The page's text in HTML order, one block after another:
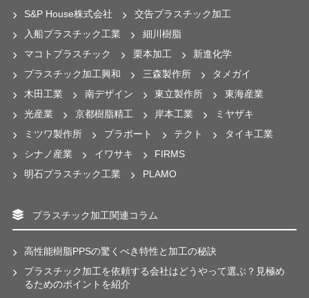
S&P House株式会社
交告プラスチック加工
入船プラスチック工業
細川樹脂
マコトプラスチック
栗本加工
新進化学
プラスチック加工興和
三森製作所
タメガイ
木田工業
南デザイン 東立製作所
東海産業
光産業
京都樹脂精工 岸本工業
ミヤザキ
ミツワ製作所
プラポート テクト
タイキ工業
シナノ産業
イワサキ
FIRMS
明石プラスチック工業
PLAMO
プラスチック加工関連コラム
高性能樹脂PPSの驚くべき特性と加工の秘訣
プラスチック加工を依頼する会社はどうやって選ぶ？見極め
るためのポイントを紹介